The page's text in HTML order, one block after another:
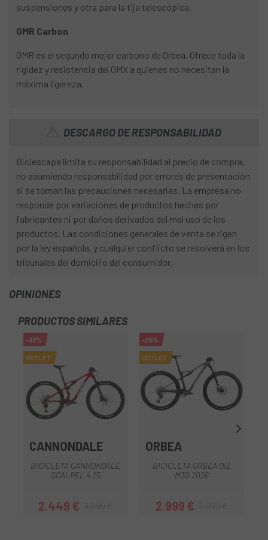
suspensiones y otra para la tija telescópica.
OMR Carbon
OMR es el segundo mejor carbono de Orbea. Ofrece toda la
rigidez y resistencia del OMX a quienes no necesitan la
máxima ligereza.
DESCARGO DE RESPONSABILIDAD
Biciescapa limita su responsabilidad al precio de compra,
no asumiendo responsabilidad por errores de presentación
si se toman las precauciones necesarias. La empresa no
responde por variaciones de productos hechas por
fabricantes ni por daños derivados del mal uso de los
productos. Las condiciones generales de venta se rigen
por la ley española, y cualquier conflicto se resolverá en los
tribunales del domicilio del consumidor.
OPINIONES
PRODUCTOS SIMILARES
-33%
OUTLET
CANNONDALE
BICICLETA CANNONDALE
SCALPEL 4 25
Precio
2.449 €Precio regular
-25%
OUTLET
ORBEA
BICICLETA ORBEA OIZ
M30 2026
Precio
2.999 €Precio regular